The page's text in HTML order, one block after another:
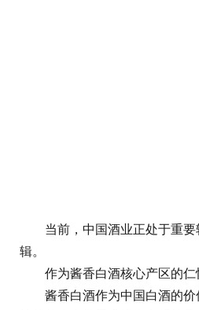
当前，中国酒业正处于重要转
辑。
作为酱香白酒核心产区的仁怀
酱香白酒作为中国白酒的价值